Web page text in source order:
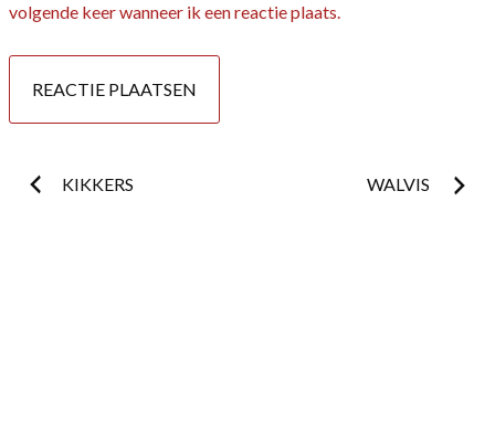
volgende keer wanneer ik een reactie plaats.
Postnavigatie
KIKKERS WALVIS